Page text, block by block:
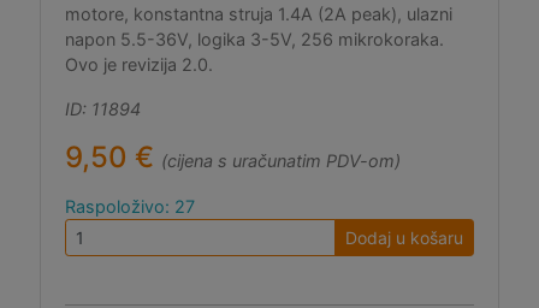
motore, konstantna struja 1.4A (2A peak), ulazni
napon 5.5-36V, logika 3-5V, 256 mikrokoraka.
Ovo je revizija 2.0.
ID: 11894
9,50 € (cijena s uračunatim PDV-om)
Raspoloživo: 27
Dodaj u košaru